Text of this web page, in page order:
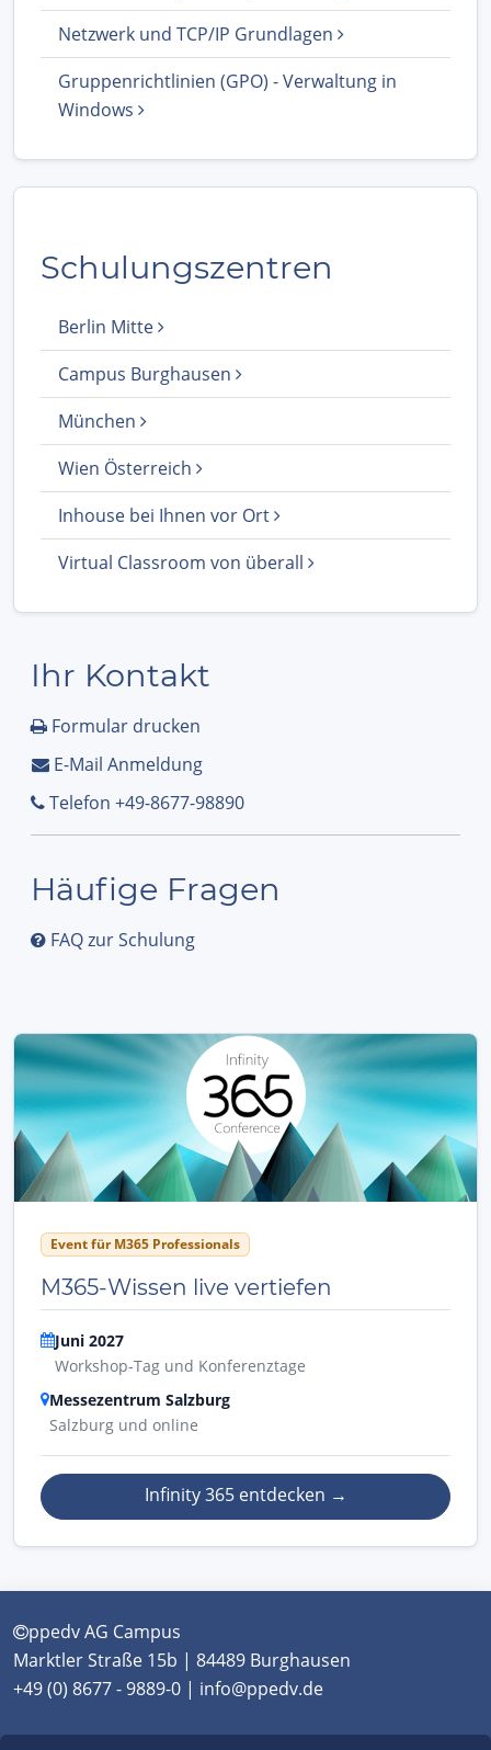
Netzwerk und TCP/IP Grundlagen
Gruppenrichtlinien (GPO) - Verwaltung in
Windows
Schulungszentren
Berlin Mitte
Campus Burghausen
München
Wien Österreich
Inhouse bei Ihnen vor Ort
Virtual Classroom von überall
Ihr Kontakt
Formular drucken
E-Mail Anmeldung
Telefon +49-8677-98890
Häufige Fragen
FAQ zur Schulung
Event für M365 Professionals
M365-Wissen live vertiefen
Juni 2027
Workshop-Tag und Konferenztage
Messezentrum Salzburg
Salzburg und online
Infinity 365 entdecken →
ppedv AG Campus
Marktler Straße 15b | 84489 Burghausen
+49 (0) 8677 - 9889-0 | info@ppedv.de